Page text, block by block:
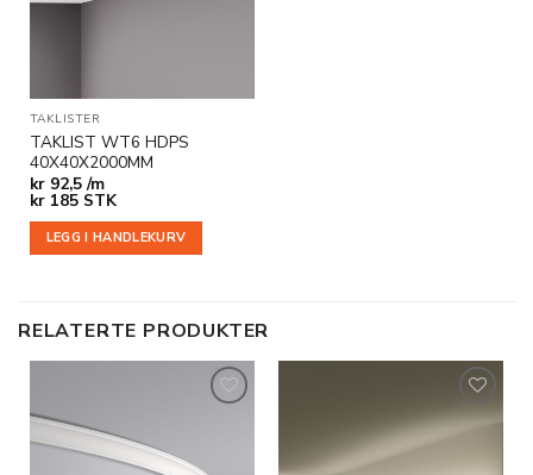
TAKLISTER
TAKLIST WT6 HDPS
40X40X2000MM
kr92,5 /m
kr185 STK
LEGG I HANDLEKURV
RELATERTE PRODUKTER